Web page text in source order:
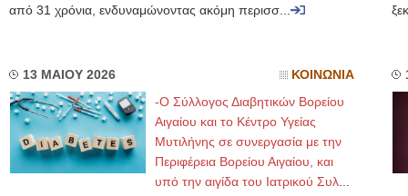
από 31 χρόνια, ενδυναμώνοντας ακόμη περισσ...
13 ΜΑΙΟΥ 2026 ΚΟΙΝΩΝΙΑ
-Ο Σύλλογος Διαβητικών Βορείου
Αιγαίου και το Κέντρο Υγείας
Μυτιλήνης σε συνεργασία με την
Περιφέρεια Βορείου Αιγαίου, και
υπό την αιγίδα του Ιατρικού Συλ